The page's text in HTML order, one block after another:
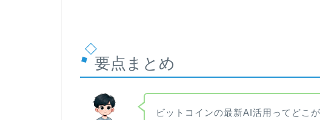
要点まとめ
ビットコインの最新AI活用ってどこ